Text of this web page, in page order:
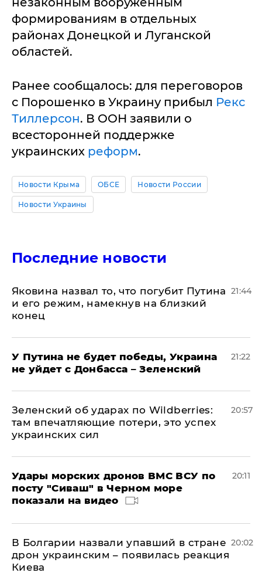
формированиям в отдельных
районах Донецкой и Луганской
областей.
Ранее сообщалось: для переговоров
с Порошенко в Украину прибыл Рекс
Тиллерсон. В ООН заявили о
всесторонней поддержке
украинских реформ.
Новости Крыма ОБСЕ Новости России
Новости Украины
Последние новости
Яковина назвал то, что погубит Путина
и его режим, намекнув на близкий
конец
21:44
У Путина не будет победы, Украина
не уйдет с Донбасса – Зеленский
21:22
Зеленский об ударах по Wildberries:
там впечатляющие потери, это успех
украинских сил
20:57
Удары морских дронов ВМС ВСУ по
посту "Сиваш" в Черном море
показали на видео
20:11
В Болгарии назвали упавший в стране
дрон украинским – появилась реакция
Киева
20:02